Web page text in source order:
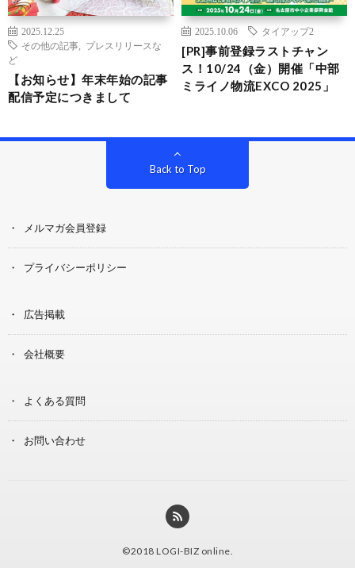
2025.12.25
その他の記事
プレスリリースな
ど
【お知らせ】年末年始の記事
配信予定につきまして
2025.10.06 タイアップ2
[PR]事前登録ラストチャン
ス！10/24（金）開催「中部
ミライノ物流EXCO 2025」
Back to Top
メルマガ会員登録
プライバシーポリシー
広告掲載
会社概要
よくある質問
お問い合わせ
©2018 LOGI-BIZ online